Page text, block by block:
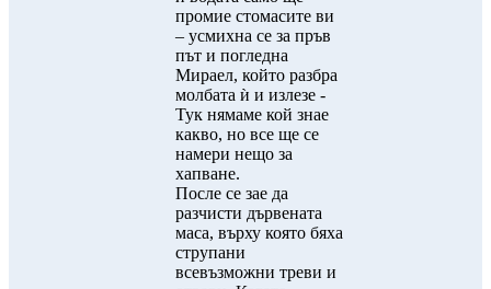
промие стомасите ви
– усмихна се за пръв
път и погледна
Мираел, който разбра
молбата ѝ и излезе -
Тук нямаме кой знае
какво, но все ще се
намери нещо за
хапване.
После се зае да
разчисти дървената
маса, върху която бяха
струпани
всевъзможни треви и